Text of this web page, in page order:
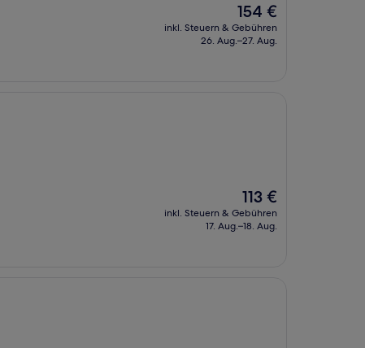
Der
Preis
beträgt
154 €
inkl. Steuern & Gebühren
26. Aug.–27. Aug.
Der
Preis
beträgt
113 €
inkl. Steuern & Gebühren
17. Aug.–18. Aug.